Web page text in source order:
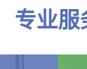
专业服